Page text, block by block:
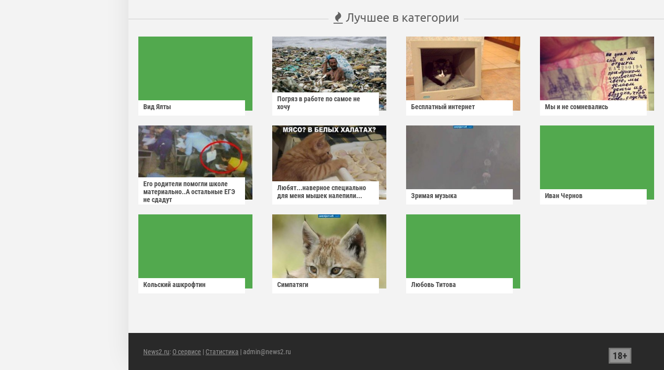
Лучшее в категории
Вид Ялты
Погряз в работе по самое не
хочу
Бесплатный интернет Мы и не сомневались
Его родители помогли школе
материально..А остальные ЕГЭ
не сдадут
Любят...наверное специально
для меня мышек налепили...
Зримая музыка Иван Чернов
Кольский ашкрофтин Симпатяги Любовь Титова
News2.ru: О сервисе | Статистика | admin@news2.ru 18+